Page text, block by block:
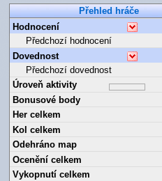
Přehled hráče
Hodnocení
Předchozí hodnocení
Dovednost
Předchozí dovednost
Úroveň aktivity
Bonusové body
Her celkem
Kol celkem
Odehráno map
Ocenění celkem
Vykopnutí celkem